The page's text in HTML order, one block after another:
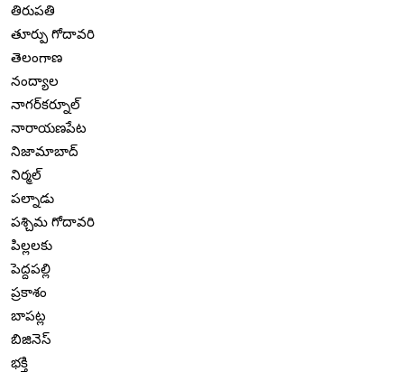
తిరుపతి
తూర్పు గోదావరి
తెలంగాణ
నంద్యాల
నాగర్‌కర్నూల్
నారాయణపేట
నిజామాబాద్
నిర్మల్
పల్నాడు
పశ్చిమ గోదావరి
పిల్లలకు
పెద్దపల్లి
ప్రకాశం
బాపట్ల
బిజినెస్
భక్తి